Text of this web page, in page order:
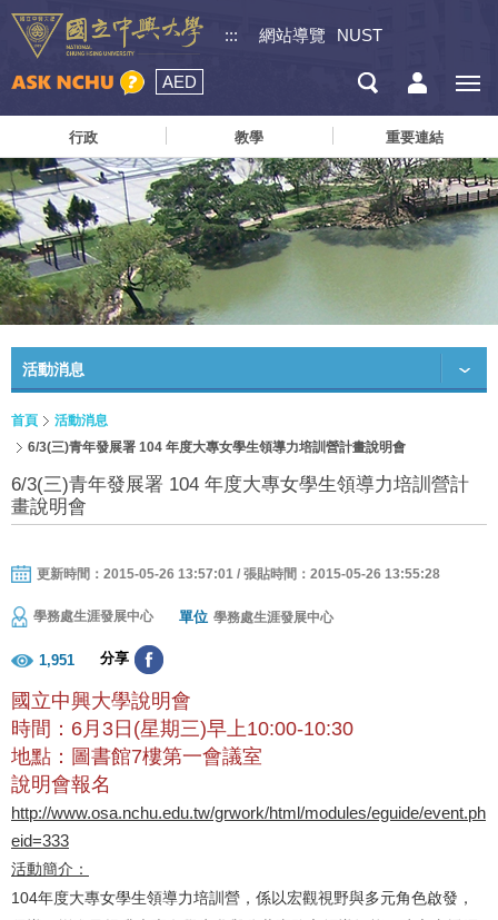
::: 網站導覽 NUST
AED
行政 教學 重要連結
活動消息
首頁
活動消息
6/3(三)青年發展署 104 年度大專女學生領導力培訓營計畫說明會
6/3(三)青年發展署 104 年度大專女學生領導力培訓營計
畫說明會
更新時間：2015-05-26 13:57:01 / 張貼時間：2015-05-26 13:55:28
學務處生涯發展中心 單位 學務處生涯發展中心
1,951 分享
國立中興大學說明會
時間：6月3日(星期三)早上10:00-10:30
地點：圖書館7樓第一會議室
說明會報名
http://www.osa.nchu.edu.tw/grwork/html/modules/eguide/
eid=333
活動簡介：
104年度大專女學生領導力培訓營，係以宏觀視野與多元角色啟發，